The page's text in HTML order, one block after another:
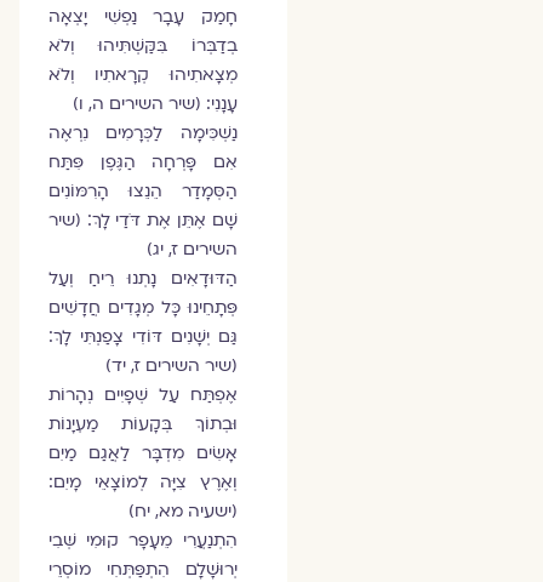
חָמַק עָבָר נַפְשִׁי יָצְאָה
בְדַבְּרוֹ בִּקַּשְׁתִּיהוּ וְלֹא
מְצָאתִיהוּ קְרָאתִיו וְלֹא
עָנָנִי: (שיר השירים ה, ו)
נַשְׁכִּימָה לַכְּרָמִים נִרְאֶה
אִם פָּרְחָה הַגֶּפֶן פִּתַּח
הַסְּמָדַר הֵנֵצוּ הָרִמּוֹנִים
שָׁם אֶתֵּן אֶת דֹּדַי לָךְ׃ (שיר
השירים ז, יג)
הַדּוּדָאִים נָתְנוּ רֵיחַ וְעַל
פְּתָחֵינוּ כָּל מְגָדִים חֲדָשִׁים
גַּם יְשָׁנִים דּוֹדִי צָפַנְתִּי לָךְ׃
(שיר השירים ז, יד)
אֶפְתַּח עַל שְׁפָיִים נְהָרוֹת
וּבְתוֹךְ בְּקָעוֹת מַעְיָנוֹת
אָשִׂים מִדְבָּר לַאֲגַם מַיִם
וְאֶרֶץ צִיָּה לְמוֹצָאֵי מָיִם:
(ישעיה מא, יח)
הִתְנַעֲרִי מֵעָפָר קוּמִי שְּׁבִי
יְרוּשָׁלָ‍ִם הִתְפַּתְּחִי מוֹסְרֵי